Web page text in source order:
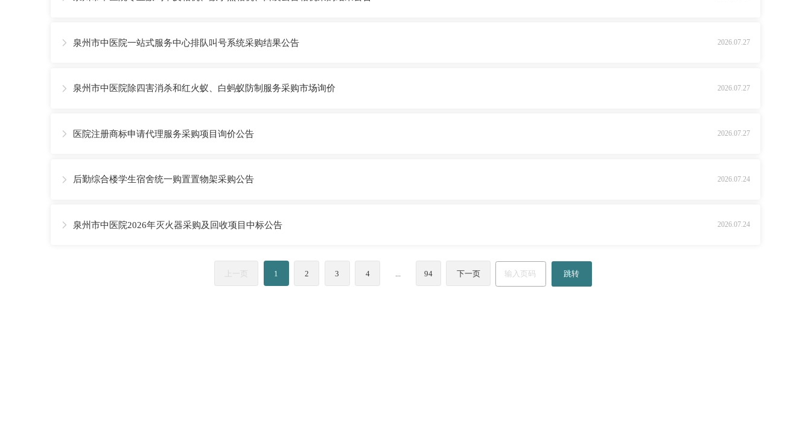
 泉州市中医院一站式服务中心排队叫号系统采购结果公告 2026.07.27
 泉州市中医院除四害消杀和红火蚁、白蚂蚁防制服务采购市场询价 2026.07.27
 医院注册商标申请代理服务采购项目询价公告 2026.07.27
 后勤综合楼学生宿舍统一购置置物架采购公告 2026.07.24
 泉州市中医院2026年灭火器采购及回收项目中标公告 2026.07.24
上一页 1 2 3 4 94 下一页 跳转